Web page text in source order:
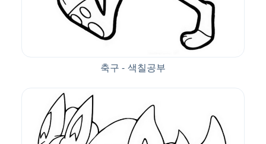
축구 - 색칠공부